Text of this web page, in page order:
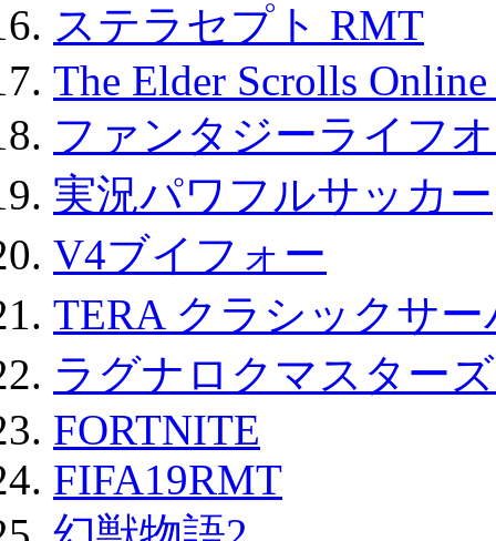
ステラセプト RMT
The Elder Scrolls
ファンタジーライフ
実況パワフルサッカー
V4ブイフォー
TERA クラシックサ
ラグナロクマスター
FORTNITE
FIFA19RMT